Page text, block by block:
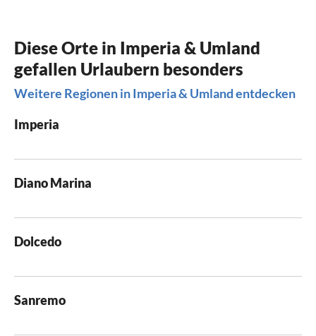
Diese Orte in Imperia & Umland
gefallen Urlaubern besonders
Weitere Regionen in Imperia & Umland entdecken
Imperia
Diano Marina
Dolcedo
Sanremo